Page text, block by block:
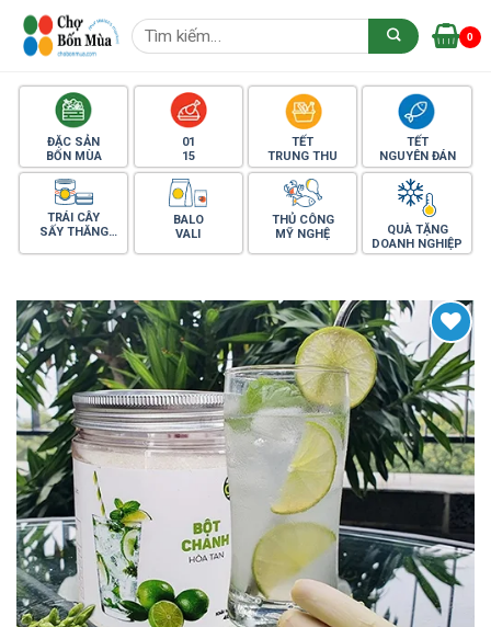
Skip
Tìm
kiếm:
0
ĐẶC SẢN
BỐN MÙA
01
15
TẾT
TRUNG THU
TẾT
NGUYÊN ĐÁN
TRÁI CÂY
SẤY THĂNG
BALO
VALI
THỦ CÔNG
MỸ NGHỆ
QUÀ TẶNG
DOANH NGHIỆP
Yêu thích